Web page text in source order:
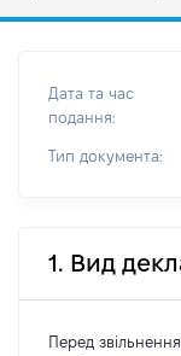
Дата та час
подання:
Тип документа:
1. Вид
Перед